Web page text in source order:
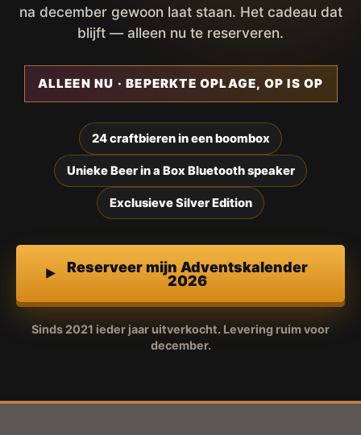
na december gewoon laat staan. Het cadeau dat
blijft — alleen nu te reserveren.
ALLEEN NU · BEPERKTE OPLAGE, OP IS OP
24 craftbieren in een boombox
Unieke Beer in a Box Bluetooth speaker
Exclusieve Silver Edition
Reserveer mijn Adventskalender
2026
Sinds 2021 ieder jaar uitverkocht. Levering ruim voor
december.